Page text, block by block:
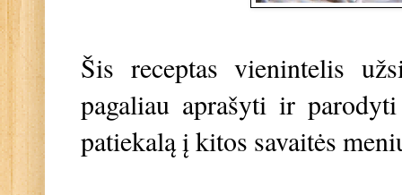
Šis receptas vienintelis
pagaliau aprašyti ir
patiekalą į kitos savaitės